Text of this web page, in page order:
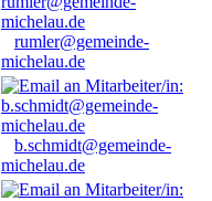
rumler@gemeinde-
michelau.de
b.schmidt@gemeinde-
michelau.de